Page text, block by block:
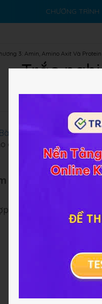
CHƯƠNG TRÌNH
3: Amin, Amino Axit Và Protein
Trắc
10 Amino axit ôn tập
axit tác dụng với dung
(10 câu):
chất hữu cơ chứa các